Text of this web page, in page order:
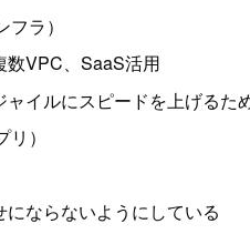
ラ）
数VPC、SaaS活用
イルにスピードを上げるた
）
ならないようにしている